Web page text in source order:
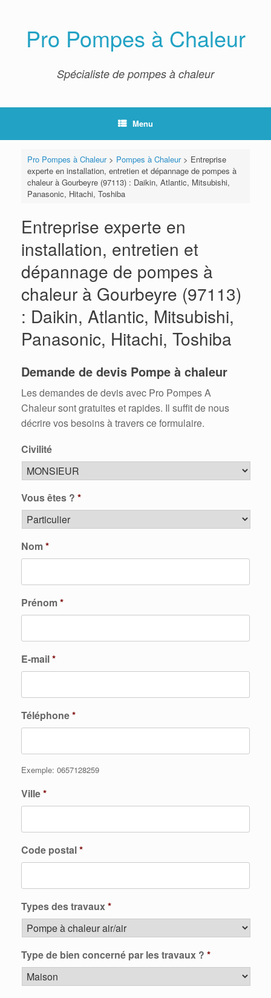
Pro Pompes à Chaleur
Spécialiste de pompes à chaleur
Menu
Pro Pompes à Chaleur> Pompes à Chaleur> Entreprise
experte en installation, entretien et dépannage de pompes à
chaleur à Gourbeyre (97113) : Daikin, Atlantic, Mitsubishi,
Panasonic, Hitachi, Toshiba
Entreprise experte en
installation, entretien et
dépannage de pompes à
chaleur à Gourbeyre (97113)
: Daikin, Atlantic, Mitsubishi,
Panasonic, Hitachi, Toshiba
Demande de devis Pompe à chaleur
Les demandes de devis avec Pro Pompes A
Chaleur sont gratuites et rapides. Il suffit de nous
décrire vos besoins à travers ce formulaire.
Civilité
Vous êtes ? *
Nom*
Prénom*
E-mail*
Téléphone*
Exemple: 0657128259
Ville*
Code postal*
Types des travaux*
Type de bien concerné par les travaux ? *